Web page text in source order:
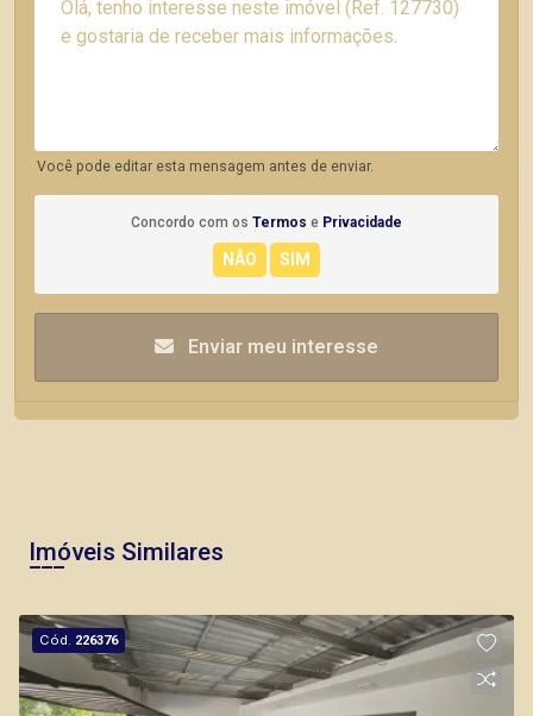
Você pode editar esta mensagem antes de enviar.
Concordo com os Termos e Privacidade
Enviar meu interesse
Imóveis Similares
Cód. 226376